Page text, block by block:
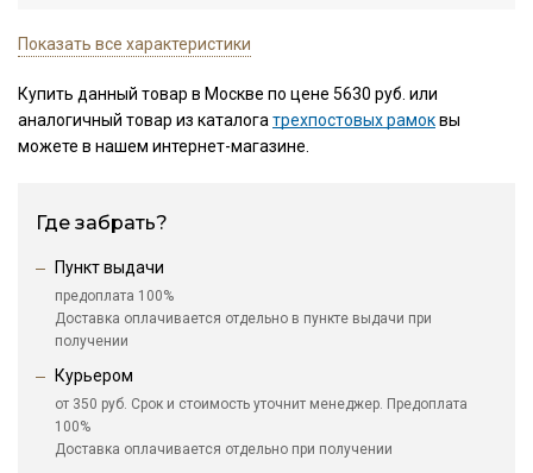
Показать все характеристики
Купить данный товар в Москве по цене 5630 руб. или
аналогичный товар из каталогатрехпостовых рамоквы
можете в нашем интернет-магазине.
Где забрать?
Пункт выдачи
предоплата 100%
Доставка оплачивается отдельно в пункте выдачи при
получении
Курьером
от 350 руб. Срок и стоимость уточнит менеджер. Предоплата
100%
Доставка оплачивается отдельно при получении